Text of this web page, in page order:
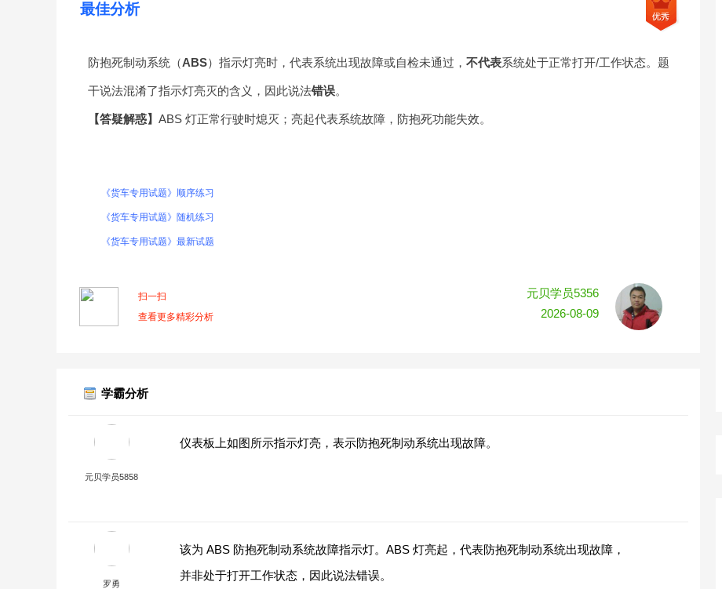
最佳分析
防抱死制动系统（ABS）指示灯亮时，代表系统出现故障或自检未通过， 不代表系统处于正常打开/工作状态。题
干说法混淆了指示灯亮灭的含义，因此说法错误。
【答疑解惑】 ABS 灯正常行驶时熄灭；亮起代表系统故障，防抱死功能失效。
《货车专用试题》顺序练习
《货车专用试题》随机练习
《货车专用试题》最新试题
扫一扫
查看更多精彩分析
元贝学员5356
2026-08-09
学霸分析
元贝学员5858
仪表板上如图所示指示灯亮，表示防抱死制动系统出现故障。
罗勇
该为 ABS 防抱死制动系统故障指示灯。ABS 灯亮起，代表防抱死制动系统出现故障，
并非处于打开工作状态，因此说法错误。